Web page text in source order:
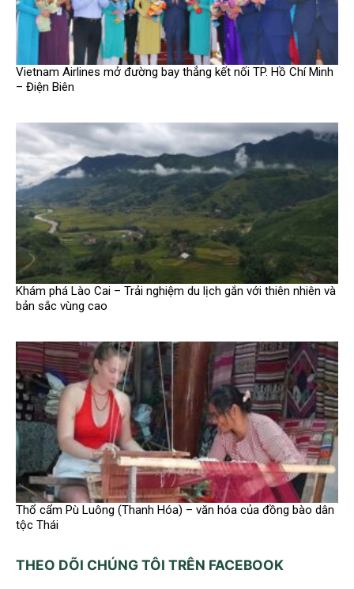
Vietnam Airlines mở đường bay thẳng kết nối TP. Hồ Chí Minh
– Điện Biên
Khám phá Lào Cai – Trải nghiệm du lịch gắn với thiên nhiên và
bản sắc vùng cao
Thổ cẩm Pù Luông (Thanh Hóa) – văn hóa của đồng bào dân
tộc Thái
THEO DÕI CHÚNG TÔI TRÊN FACEBOOK